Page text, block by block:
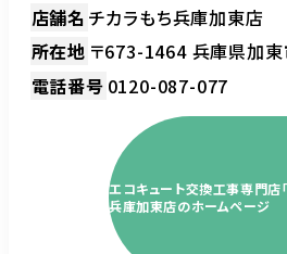
店舗名 チカラもち兵庫加東店
所在地 〒673-1464 兵庫県加
電話番号 0120-087-077
エコキュート交換工事専門店「
兵庫加東店のホームページ